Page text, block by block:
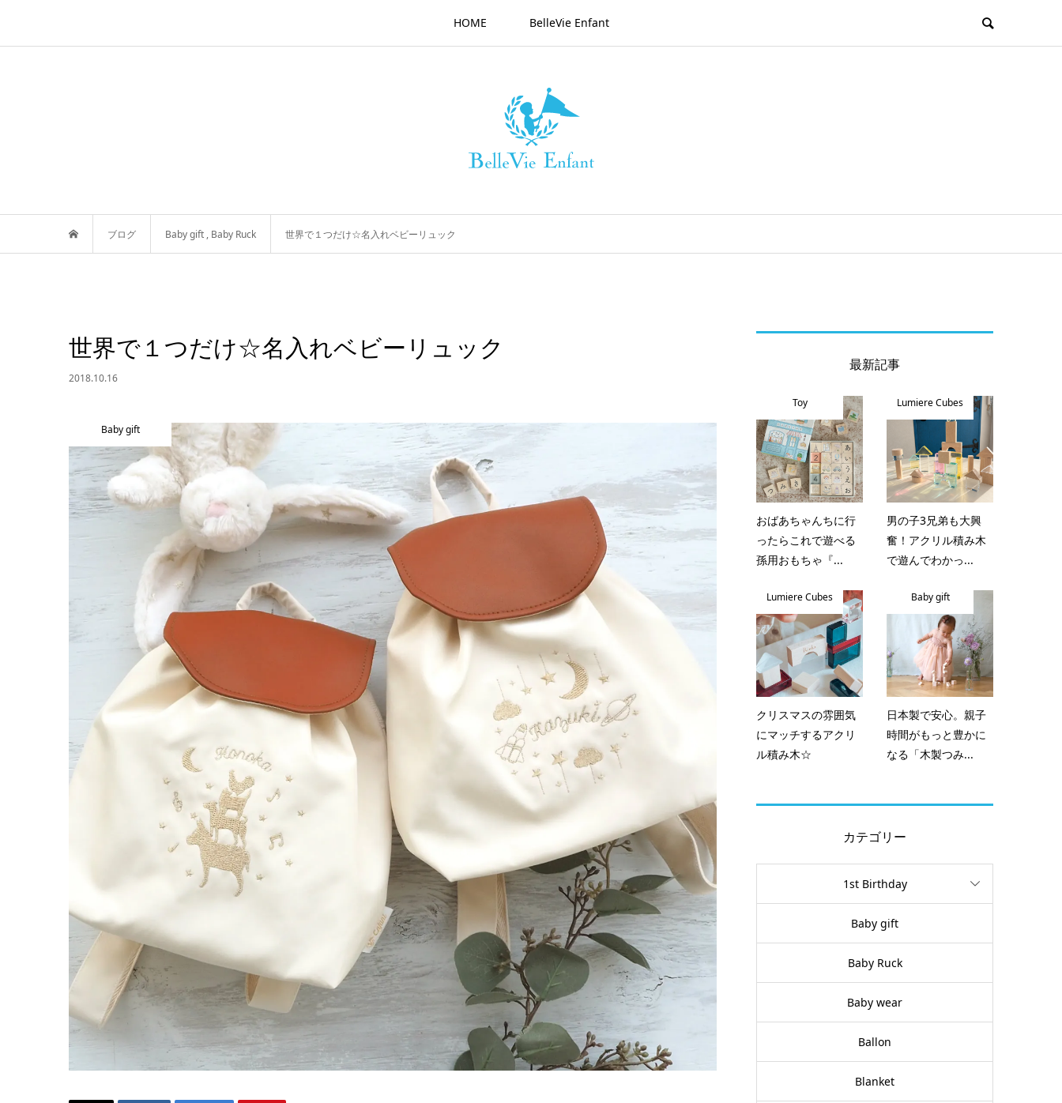
HOME BelleVie Enfant
ブログ Baby gift , Baby Ruck 世界で１つだけ☆名入れベビーリュック
世界で１つだけ☆名入れベビーリュック
2018.10.16
Baby gift
最新記事
Toy
おばあちゃんちに行
ったらこれで遊べる
孫用おもちゃ『...
Lumiere Cubes
男の子3兄弟も大興
奮！アクリル積み木
で遊んでわかっ...
Lumiere Cubes
クリスマスの雰囲気
にマッチするアクリ
ル積み木☆
Baby gift
日本製で安心。親子
時間がもっと豊かに
なる「木製つみ...
カテゴリー
1st Birthday
Baby gift
Baby Ruck
Baby wear
Ballon
Blanket